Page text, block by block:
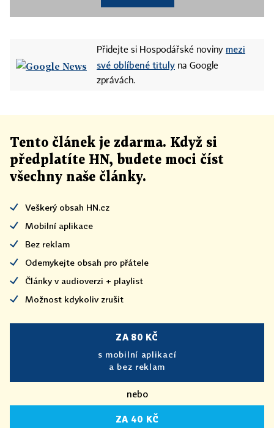
Přidejte si Hospodářské noviny mezi
své oblíbené tituly na Google
zprávách.
Tento článek je zdarma. Když si
předplatíte HN, budete moci číst
všechny naše články.
Veškerý obsah HN.cz
Mobilní aplikace
Bez reklam
Odemykejte obsah pro přátele
Články v audioverzi + playlist
Možnost kdykoliv zrušit
ZA 80 KČ
s mobilní aplikací
a bez reklam
nebo
ZA 40 KČ